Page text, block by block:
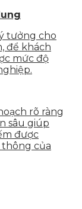
tưởng cho
để khách
mức độ
rõ ràng
sâu giúp
được
của